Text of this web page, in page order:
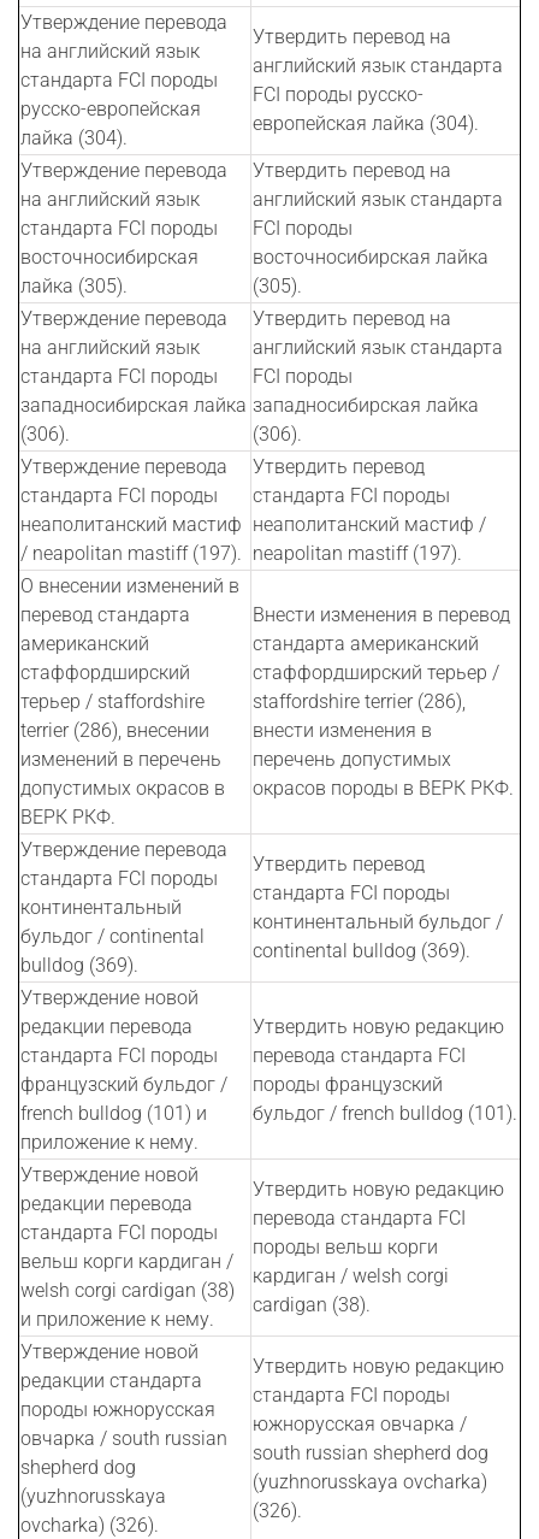
Утверждение перевода
на английский язык
стандарта FCI породы
русско-европейская
лайка (304).
Утвердить перевод на
английский язык стандарта
FCI породы русско-
европейская лайка (304).
Утверждение перевода
на английский язык
стандарта FCI породы
восточносибирская
лайка (305).
Утвердить перевод на
английский язык стандарта
FCI породы
восточносибирская лайка
(305).
Утверждение перевода
на английский язык
стандарта FCI породы
западносибирская лайка
(306).
Утвердить перевод на
английский язык стандарта
FCI породы
западносибирская лайка
(306).
Утверждение перевода
стандарта FCI породы
неаполитанский мастиф
/ neapolitan mastiff (197).
Утвердить перевод
стандарта FCI породы
неаполитанский мастиф /
neapolitan mastiff (197).
О внесении изменений в
перевод стандарта
американский
стаффордширский
терьер / staffordshire
terrier (286), внесении
изменений в перечень
допустимых окрасов в
ВЕРК РКФ.
Внести изменения в перевод
стандарта американский
стаффордширский терьер /
staffordshire terrier (286),
внести изменения в
перечень допустимых
окрасов породы в ВЕРК РКФ.
Утверждение перевода
стандарта FCI породы
континентальный
бульдог / continental
bulldog (369).
Утвердить перевод
стандарта FCI породы
континентальный бульдог /
continental bulldog (369).
Утверждение новой
редакции перевода
стандарта FCI породы
французский бульдог /
french bulldog (101) и
приложение к нему.
Утвердить новую редакцию
перевода стандарта FCI
породы французский
бульдог / french bulldog (101).
Утверждение новой
редакции перевода
стандарта FCI породы
вельш корги кардиган /
welsh corgi cardigan (38)
и приложение к нему.
Утвердить новую редакцию
перевода стандарта FCI
породы вельш корги
кардиган / welsh corgi
cardigan (38).
Утверждение новой
редакции стандарта
породы южнорусская
овчарка / south russian
shepherd dog
(yuzhnorusskaya
ovcharka) (326).
Утвердить новую редакцию
стандарта FCI породы
южнорусская овчарка /
south russian shepherd dog
(yuzhnorusskaya ovcharka)
(326).